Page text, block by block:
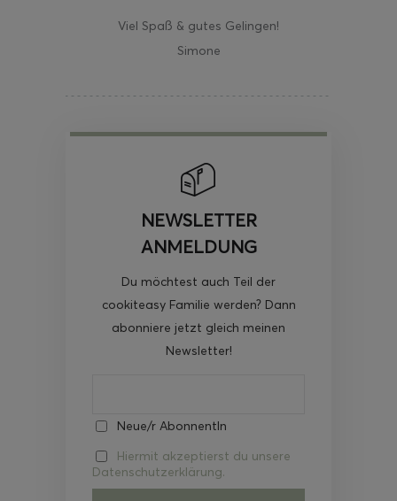
Viel Spaß & gutes Gelingen!
Simone
NEWSLETTER
ANMELDUNG
Du möchtest auch Teil der
cookiteasy Familie werden? Dann
abonniere jetzt gleich meinen
Newsletter!
Neue/r AbonnentIn
Hiermit akzeptierst du unsere
Datenschutzerklärung.